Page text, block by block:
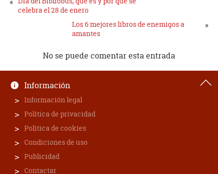
celebra el 28 de enero
Los 6 mejores libros de enemigos a
amantes
»
No se puede comentar esta entrada
Información
Información legal
Política de privacidad
Política de cookies
Condiciones de uso
Publicidad
Contactar